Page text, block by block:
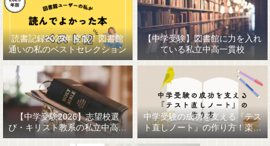
読書記録2025年度版！図書館
通いの私のベストセレクション
【中学受験】図書館に力を入れ
ている私立中高一貫校
【中学受験2026】志望校選
び・キリスト教系の私立中高一
貫女子校を調べてみました
中学受験の成功を支える『テス
ト直しノート』の作り方！楽に
作るための最強おすすめ文房具